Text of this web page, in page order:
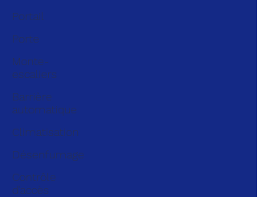
Portail
Porte
Monte-
escaliers
Barrière
automatique
Climatisation
Désenfumage
Contrôle
d'accès